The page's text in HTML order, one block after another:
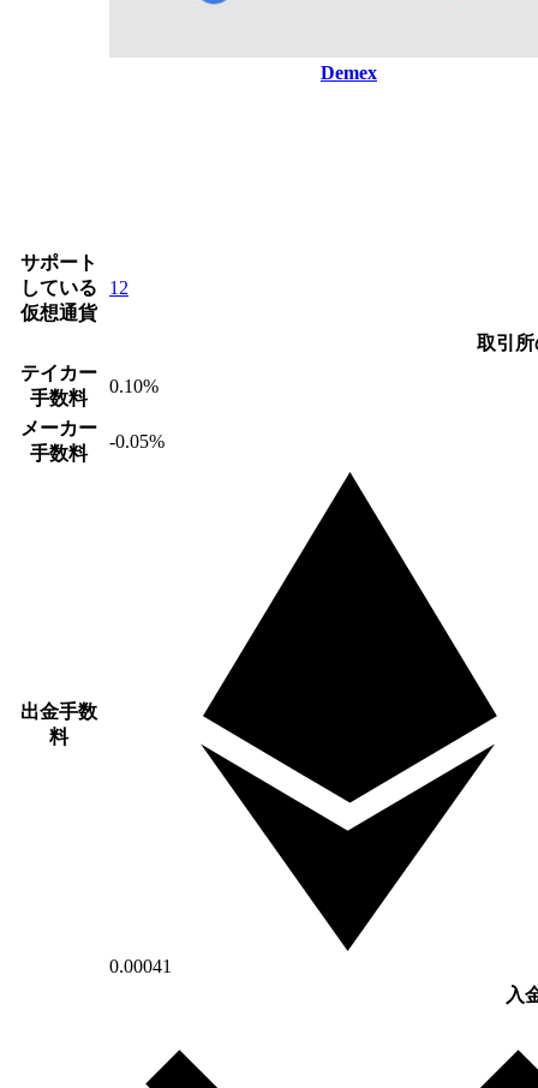
Demex
サポート
している
仮想通貨
12
取引
テイカー
手数料
0.10%
メーカー
手数料
-0.05%
出金手数
料
0.00041
入